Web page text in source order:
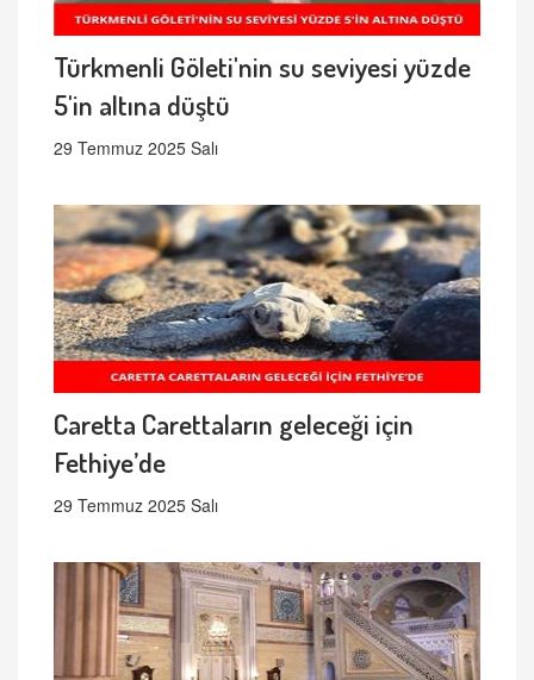
Türkmenli Göleti'nin su seviyesi yüzde
5'in altına düştü
29 Temmuz 2025 Salı
Caretta Carettaların geleceği için
Fethiye’de
29 Temmuz 2025 Salı